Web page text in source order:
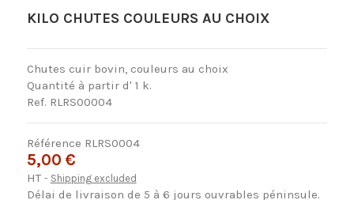
KILO CHUTES COULEURS AU CHOIX
Chutes cuir bovin, couleurs au choix
Quantité à partir d' 1 k.
Ref. RLRS00004
Référence RLRS0004
5,00 €
HT Shipping excluded
Délai de livraison de 5 à 6 jours ouvrables péninsule.